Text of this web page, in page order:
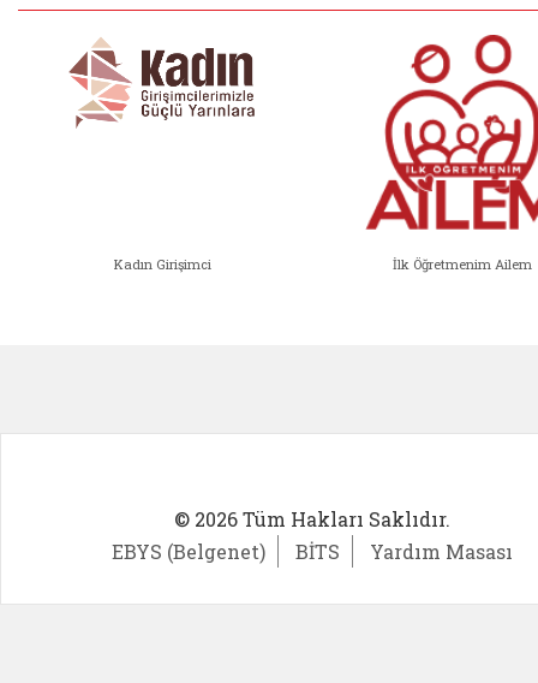
Kadın Girişimci İlk Öğretmenim Ailem
© 2026 Tüm Hakları Saklıdır.
EBYS (Belgenet)
BİTS Yardım Masası